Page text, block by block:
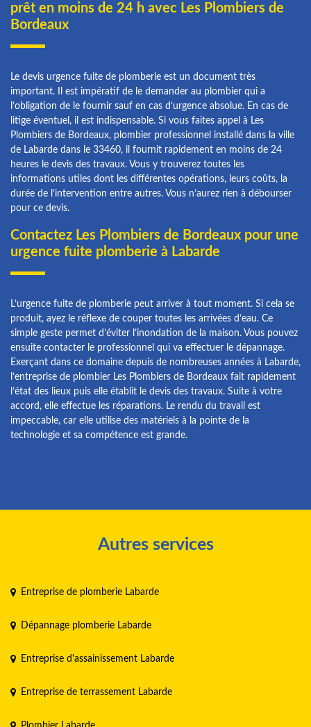
prêt en moins de 24 h avec Les Plombiers de
Bordeaux
Le devis urgence fuite de plomberie est un document très
important. Il est impératif de le demander au plombier qui a
l’obligation de le fournir sauf en cas d’urgence absolue. En cas de
litige éventuel, il est indispensable. Si vous faites appel à Les
Plombiers de Bordeaux, plombier professionnel installé dans la ville
de Labarde dans le 33460, il fournit rapidement en moins de 24
heures le devis des travaux. Vous y trouverez toutes les
informations utiles dont les différentes opérations, leurs coûts, la
durée de l’intervention entre autres. Vous n’aurez rien à débourser
pour ce devis.
Contactez Les Plombiers de Bordeaux pour une
urgence fuite plomberie à Labarde
L’urgence fuite de plomberie peut arriver à tout moment. Si cela se
produit, ayez le réflexe de couper toutes les arrivées d’eau. Ce
simple geste permet d’éviter l’inondation de la maison. Vous pouvez
ensuite contacter le professionnel qui va effectuer le dépannage.
Exerçant dans ce domaine depuis de nombreuses années à Labarde,
l’entreprise de plombier Les Plombiers de Bordeaux fait rapidement
l’état des lieux puis elle établit le devis des travaux. Suite à votre
accord, elle effectue les réparations. Le rendu du travail est
impeccable, car elle utilise des matériels à la pointe de la
technologie et sa compétence est grande.
Autres services
Entreprise de plomberie Labarde
Dépannage plomberie Labarde
Entreprise d'assainissement Labarde
Entreprise de terrassement Labarde